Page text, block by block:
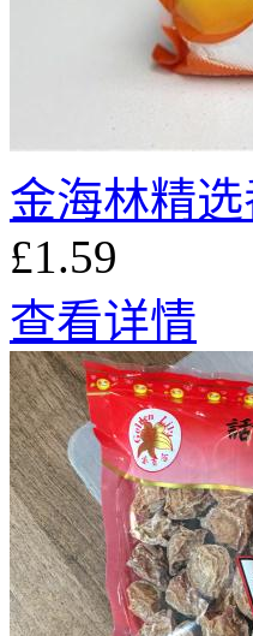
金海林精
£1.59
查看详情